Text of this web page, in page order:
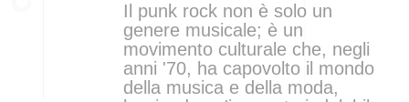
Il punk rock non è solo un
genere musicale; è un
movimento culturale che, negli
anni '70, ha capovolto il mondo
della musica e della moda,